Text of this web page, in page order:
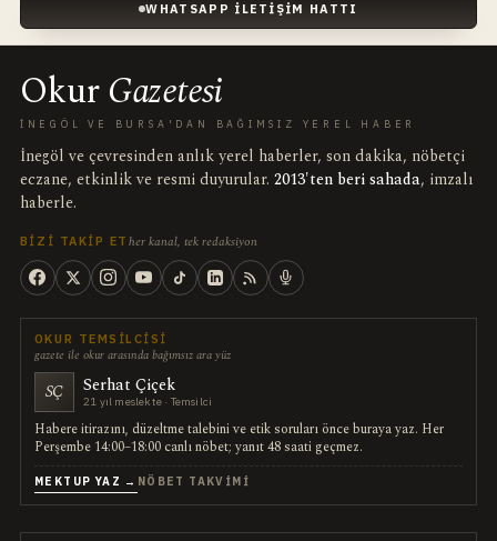
WHATSAPP İLETIŞIM HATTI
OkurGazetesi
İNEGÖL VE BURSA'DAN BAĞIMSIZ YEREL HABER
İnegöl ve çevresinden anlık yerel haberler, son dakika, nöbetçi
eczane, etkinlik ve resmi duyurular. 2013'ten beri sahada, imzalı
haberle.
BIZI TAKIP ET her kanal, tek redaksiyon
OKUR TEMSILCISI
gazete ile okur arasında bağımsız ara yüz
SÇ Serhat Çiçek
21 yıl meslekte · Temsilci
Habere itirazını, düzeltme talebini ve etik soruları önce buraya yaz. Her
Perşembe 14:00–18:00 canlı nöbet; yanıt 48 saati geçmez.
MEKTUP YAZ → NÖBET TAKVIMI